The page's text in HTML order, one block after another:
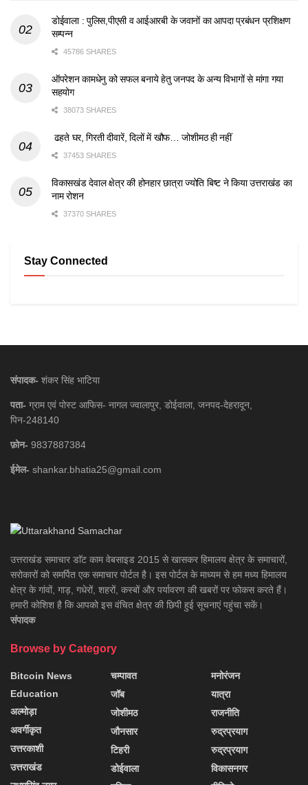
डोईवाला : पुलिस,पीएसी व आईआरबी के जवानों का आपदा प्रबंधन प्रशिक्षण
सम्पन्न
45786 SHARES
ऑपरेशन कामधेनु को सफल बनाये हेतु जनपद के अन्य विभागों से मांगा गया
सहयोग
38073 SHARES
ढहते घर, गिरती दीवारें, दिलों में खौफ… जोशीमठ ही नहीं
37453 SHARES
विकासखंड देवाल क्षेत्र की होनहार छात्रा ज्योति बिष्ट ने किया उत्तराखंड का
नाम रोशन
37370 SHARES
Stay Connected
संपादक- शंकर सिंह भाटिया
पता- ग्राम एवं पोस्ट आफिस- नागल ज्वालापुर, डोईवाला, जनपद-देहरादून,
पिन-248140
फ़ोन- 9837887384
ईमेल- shankar.bhatia25@gmail.com
उत्तराखंड समाचार डाॅट काम वेबसाइड 2015 से खासकर हिमालय क्षेत्र के समाचारों,
सरोकारों को समर्पित एक समाचार पोर्टल है। इस पोर्टल के माध्यम से हम मध्य हिमालय
क्षेत्र के गांवों, गाड़, गधेरों, शहरों, कस्बों और पर्यावरण की खबरों पर फोकस करते हैं।
हमारी कोशिश है कि आपको इस वंचित क्षेत्र की छिपी हुई सूचनाएं पहुंचा सकें।
संपादक
Browse by Category
Bitcoin News
Education
अल्मोड़ा
अवर्गीकृत
उत्तरकाशी
उत्तराखंड
चम्पावत
जॉब
जोशीमठ
जौनसार
टिहरी
डोईवाला
मनोरंजन
यात्रा
राजनीति
रुद्रप्रयाग
रुद्रप्रयाग
विकासनगर